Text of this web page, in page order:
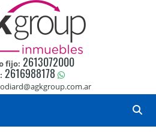
fijo: 2613072000
2616988178